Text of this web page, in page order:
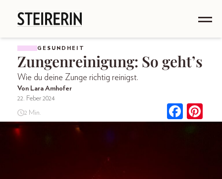
GESUNDHEIT
Zungenreinigung: So geht’s
Wie du deine Zunge richtig reinigst.
Von Lara Amhofer
22. Feber 2024
2 Min.